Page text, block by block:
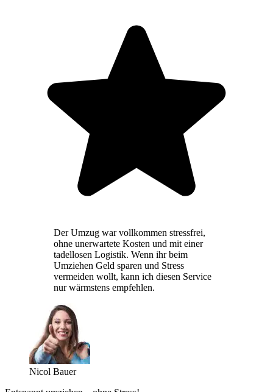
Der Umzug war vollkommen stressfrei,
ohne unerwartete Kosten und mit einer
tadellosen Logistik. Wenn ihr beim
Umziehen Geld sparen und Stress
vermeiden wollt, kann ich diesen Service
nur wärmstens empfehlen.
Nicol Bauer